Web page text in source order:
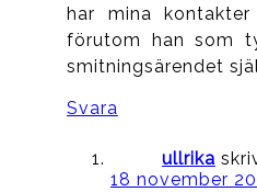
har mina
förutom han som
smitningsärendet
Svara
ullrika
18 november